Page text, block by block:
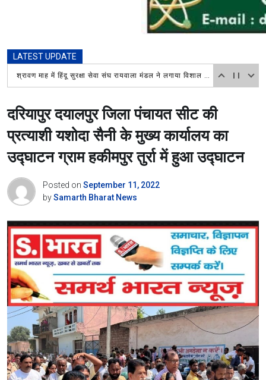
LATEST UPDATE
श्रावण माह में हिंदू सुरक्षा सेवा संघ रायवाला मंडल ने लगाया विशाल भंडारा, चिकित्सा शिविर में भी लोगों ने उठाया लाभ
दरियापुर दयालपुर जिला पंचायत सीट की
प्रत्याशी यशोदा सैनी के मुख्य कार्यालय का
उद्घाटन ग्राम हकीमपुर तुर्रा में हुआ उद्घाटन
Posted on September 11, 2022
bySamarth Bharat News